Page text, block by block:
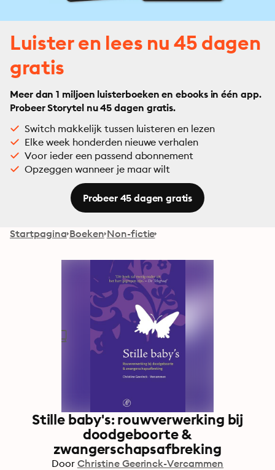
Luister en lees nu 45 dagen
gratis
Meer dan 1 miljoen luisterboeken en ebooks in één app.
Probeer Storytel nu 45 dagen gratis.
Switch makkelijk tussen luisteren en lezen
Elke week honderden nieuwe verhalen
Voor ieder een passend abonnement
Opzeggen wanneer je maar wilt
Probeer 45 dagen gratis
Startpagina Boeken Non-fictie
Stille baby's: rouwverwerking bij
doodgeboorte &
zwangerschapsafbreking
Door Christine Geerinck-Vercammen